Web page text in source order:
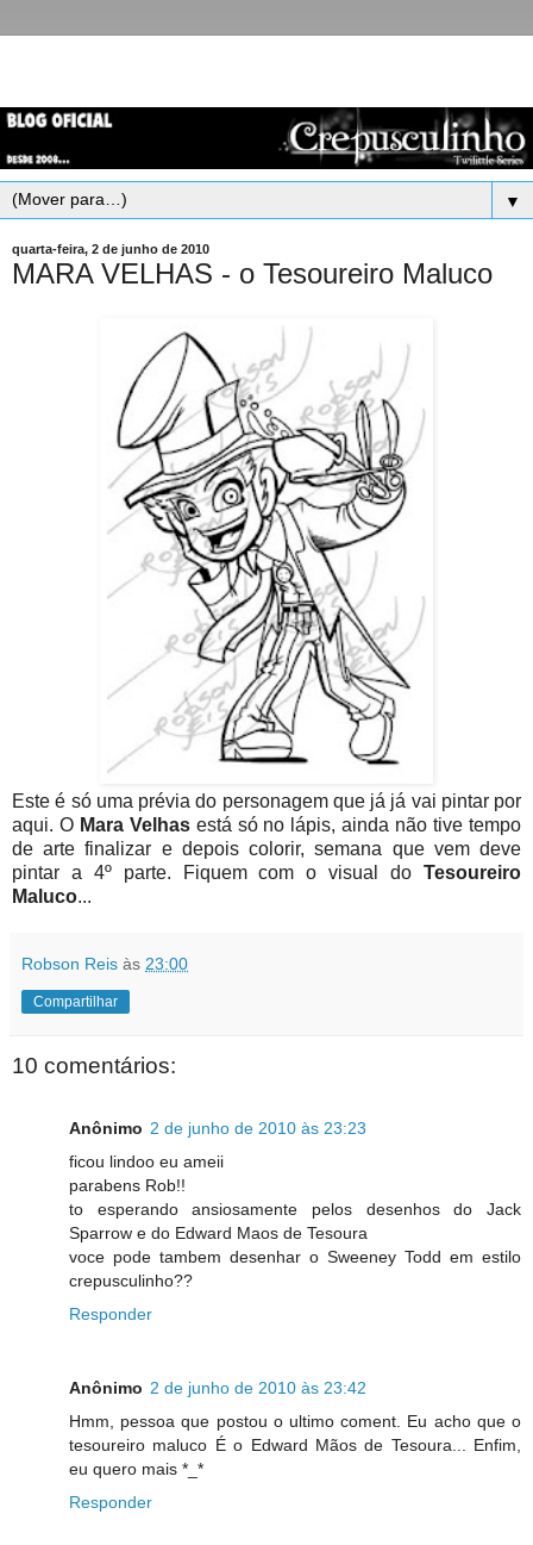
▼
quarta-feira, 2 de junho de 2010
MARA VELHAS - o Tesoureiro Maluco
Este é só uma prévia do personagem que já já vai pintar por
aqui. O Mara Velhasestá só no lápis, ainda não tive tempo
de arte finalizar e depois colorir, semana que vem deve
pintar a 4º parte. Fiquem com o visual do Tesoureiro
Maluco...
Robson Reis às 23:00
Compartilhar
10 comentários:
Anônimo 2 de junho de 2010 às 23:23
ficou lindoo eu ameii
parabens Rob!!
to esperando ansiosamente pelos desenhos do Jack
Sparrow e do Edward Maos de Tesoura
voce pode tambem desenhar o Sweeney Todd em estilo
crepusculinho??
Responder
Anônimo 2 de junho de 2010 às 23:42
Hmm, pessoa que postou o ultimo coment. Eu acho que o
tesoureiro maluco É o Edward Mãos de Tesoura... Enfim,
eu quero mais *_*
Responder